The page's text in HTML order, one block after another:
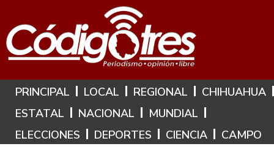
Hoy es: 8 de Agosto de 2026
PRINCIPAL LOCAL REGIONAL
CHIHUAHUA
ESTATAL
NACIONAL
MUNDIAL
ELECCIONES
DEPORTES CIENCIA CAMPO